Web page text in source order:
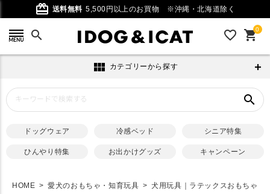
card_giftcard 送料無料 5,500円以上のお買物 ※沖縄・北海道除く
search favorite_outline 0
shopping_cart
view_module カテゴリーから探す
search
ドッグウェア 冷感ベッド シニア特集
ひんやり特集 お出かけグッズ キャンペーン
HOME 愛犬のおもちゃ・知育玩具
犬用玩具｜ラテックスおもちゃ